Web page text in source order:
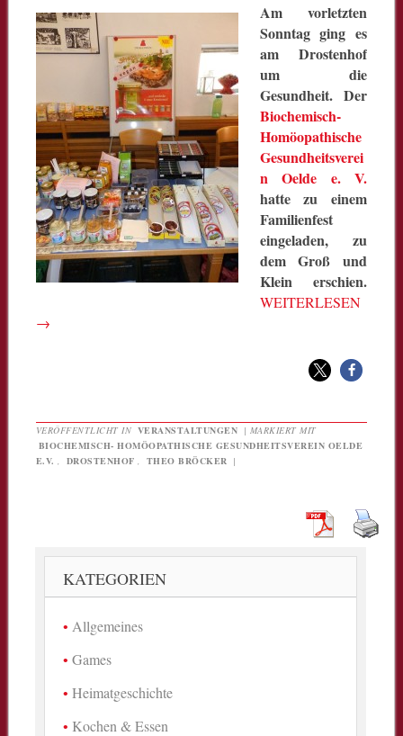
Am vorletzten
Sonntag ging es
am Drostenhof
um die
Gesundheit. Der
Biochemisch-
Homöopathische
Gesundheitsverei
n Oelde e. V.
hatte zu einem
Familienfest
eingeladen, zu
dem Groß und
Klein erschien.
WEITERLESEN
→
VERÖFFENTLICHT IN VERANSTALTUNGEN | MARKIERT MIT
BIOCHEMISCH- HOMÖOPATHISCHE GESUNDHEITSVEREIN OELDE
E.V.
DROSTENHOF THEO BRÖCKER |
KATEGORIEN
Allgemeines
Games
Heimatgeschichte
Kochen & Essen